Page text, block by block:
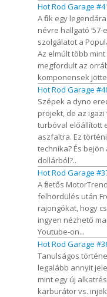
Hot Rod Garage
A fiúk egy
névre hallgató
szolgálatot a
Az elmúlt több
megfordult az
komponensek
Hot Rod Garage
Szépek a dyno
projekt, de az
turbóval előállított
aszfaltra. Ez
technika? És bejön
dollárból?..
Hot Rod Garage
A fizetős
felhördülés után
rajongókat, hogy
ingyen nézhető
Youtube-on...
Hot Rod Garage
Tanulságos
legalább annyit
mint egy új
karburátor vs.